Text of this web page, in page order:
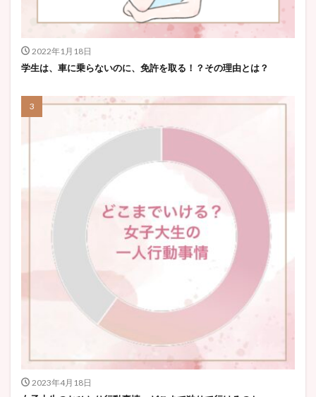
2022年1月18日
学生は、車に乗らないのに、免許を取る！？その理由とは？
2023年4月18日